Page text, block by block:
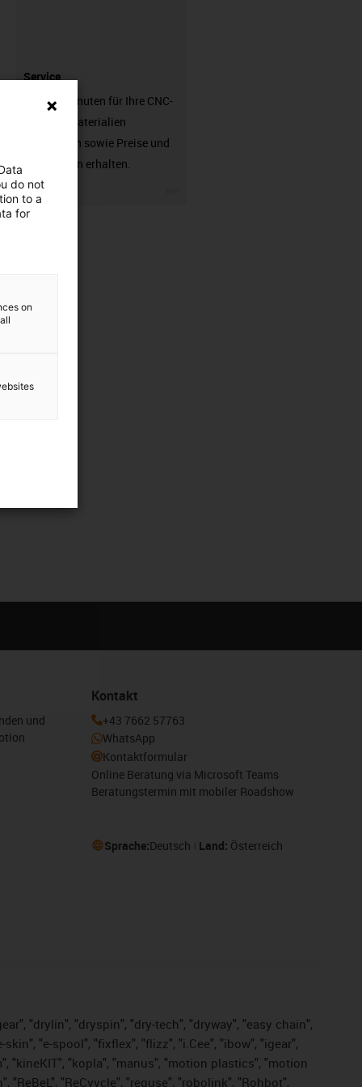
Service
In nur 3 Minuten für Ihre CNC-
Bauteile Materialien
vergleichen sowie Preise und
Lieferzeiten erhalten.
und
Kontakt
+43 7662 57763
WhatsApp
Kontaktformular
Online Beratung via Microsoft Teams
Beratungstermin mit mobiler Roadshow
Sprache:Deutsch Land: Österreich
"drylin", "dryspin", "dry-tech", "dryway", "easy chain",
"e-spool", "fixflex", "flizz", "i.Cee", "ibow", "igear",
"kineKIT", "kopla", "manus", "motion plastics", "motion
"ReCyycle", "reguse", "robolink", "Rohbot",
do not
to a
for
on